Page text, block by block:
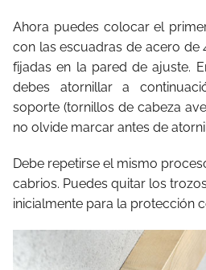
Ahora puedes colocar el
con las escuadras de acero de
fijadas en la pared de ajuste.
debes atornillar a
soporte (tornillos de cabeza
no olvide marcar antes de
Debe repetirse el mismo
cabrios. Puedes quitar los
inicialmente para la protección